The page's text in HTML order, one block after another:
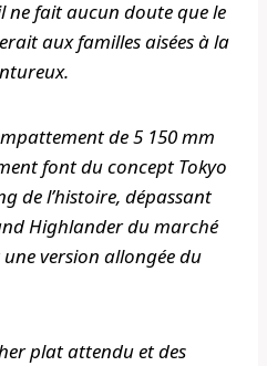
fait aucun doute que le
aux familles aisées à la
de 5 150 mm
font du concept Tokyo
de l’histoire, dépassant
Highlander du marché
version allongée du
plat attendu et des